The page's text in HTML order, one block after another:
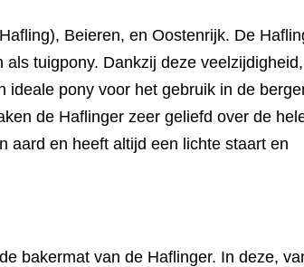
Beieren, en Oostenrijk. De
tuigpony. Dankzij deze
pony voor het gebruik in de
de Haflinger zeer geliefd over de
aard en heeft altijd een lichte staart en
bakermat van de Haflinger. In deze,